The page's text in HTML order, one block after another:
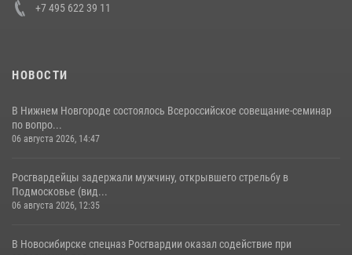
+7 495 622 39 11
НОВОСТИ
В Нижнем Новгороде состоялось Всероссийское совещание-семинар
по вопро...
06 августа 2026, 14:47
Росгвардейцы задержали мужчину, открывшего стрельбу в
Подмосковье (вид...
06 августа 2026, 12:35
В Новосибирске спецназ Росгвардии оказал содействие при